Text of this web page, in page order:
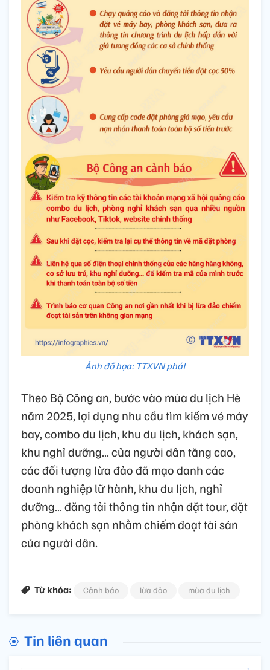
Ảnh đồ họa: TTXVN phát
Theo Bộ Công an, bước vào mùa du lịch Hè
năm 2025, lợi dụng nhu cầu tìm kiếm vé máy
bay, combo du lịch, khu du lịch, khách sạn,
khu nghỉ dưỡng… của người dân tăng cao,
các đối tượng lừa đảo đã mạo danh các
doanh nghiệp lữ hành, khu du lịch, nghỉ
dưỡng… đăng tải thông tin nhận đặt tour, đặt
phòng khách sạn nhằm chiếm đoạt tài sản
của người dân.
Từ khóa: Cảnh báo lừa đảo mùa du lịch
Tin liên quan